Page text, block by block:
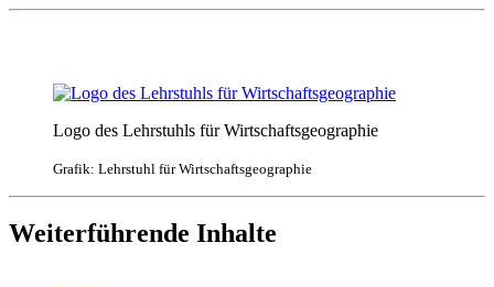
Logo des Lehrstuhls für Wirtschaftsgeographie
Grafik: Lehrstuhl für Wirtschaftsgeographie
Weiterführende Inhalte